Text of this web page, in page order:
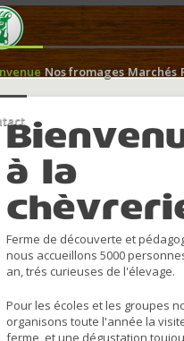
Nos fromages Marchés
à la
Ferme de découverte et
nous accueillons 5000
an, trés curieuses de l'élevage.
Pour les écoles et les groupes
organisons toute l'année la
ferme, et une dégustation